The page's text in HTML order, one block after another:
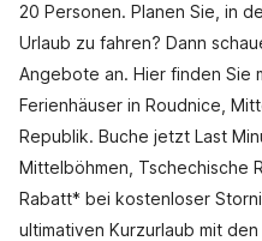
20 Personen. Planen Sie, in
Urlaub zu fahren? Dann
Angebote an. Hier finden Sie
Ferienhäuser in Roudnice,
Republik. Buche jetzt Last
Mittelböhmen, Tschechische
Rabatt* bei kostenloser
ultimativen Kurzurlaub mit